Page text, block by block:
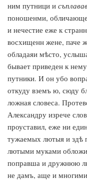
ним путници и
поношенми, обличающе
и нечестие еже к
восхищенн жене, паче
обладаяи мѣсто,
бывает приведен к
путники. И он убо
откуду вземъ ю, сюду
ложная словеса.
Александру изрече
проуставил, еже ни
тужаемых лютыя и здѣ
лютыми муками
поправша и дружнюю
не дамъ, аще и